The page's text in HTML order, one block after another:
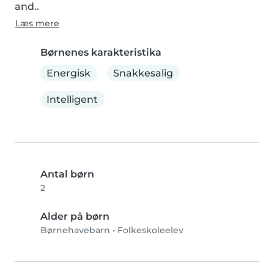
and..
Læs mere
Børnenes karakteristika
Energisk
Snakkesalig
Intelligent
Antal børn
2
Alder på børn
Børnehavebarn • Folkeskoleelev